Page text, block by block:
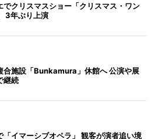
でクリスマスショー「クリスマス・ワン
3年ぶり上演
合施設「Bunkamura」休館へ 公演や展
継続
「イマーシブオペラ」 観客が演者追い境